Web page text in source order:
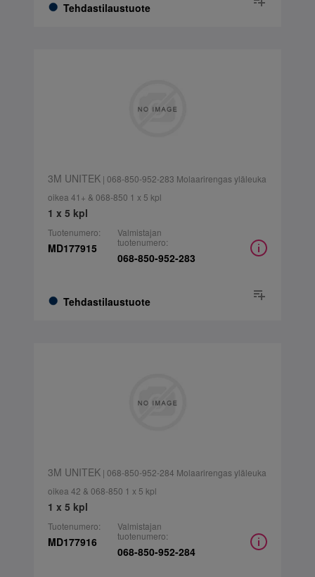
Tehdastilaustuote
3M UNITEK| 068-850-952-283 Molaarirengas yläleuka
oikea 41+ & 068-850 1 x 5 kpl
1 x 5 kpl
Tuotenumero:
MD177915
Tehdastilaustuote
Valmistajan
tuotenumero:
068-850-952-283
3M UNITEK| 068-850-952-284 Molaarirengas yläleuka
oikea 42 & 068-850 1 x 5 kpl
1 x 5 kpl
Tuotenumero:
MD177916
Valmistajan
tuotenumero:
068-850-952-284